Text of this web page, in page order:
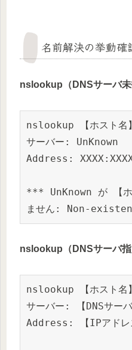
名前解決の挙動確
nslookup（DNSサーバ未
nslookup 【ホスト名】
サーバー: UnKnown
Address:
*** UnKnown が 【
ません: Non-
nslookup（DNSサーバ指
nslookup 【ホスト名】
サーバー:
【DNSサーバ
Address: 【IPアドレ